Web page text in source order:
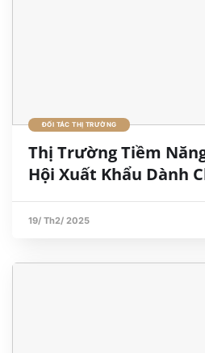
ĐỐI TÁC THỊ TRƯỜNG
Thị Trường Tiềm
Hội Xuất Khẩu Dành
19/ Th2/ 2025